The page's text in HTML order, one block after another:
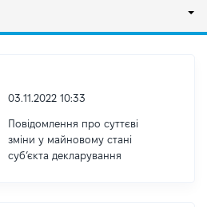
03.11.2022 10:33
Повідомлення про суттєві
зміни у майновому стані
субʼєкта декларування